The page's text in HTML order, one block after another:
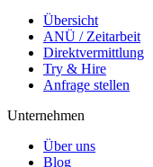
Übersicht
ANÜ / Zeitarbeit
Direktvermittlung
Try & Hire
Anfrage stellen
Unternehmen
Über uns
Blog